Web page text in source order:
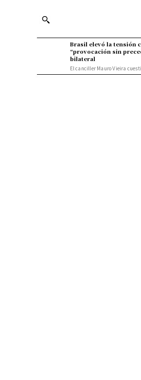
Brasil elevó la tensión
“provocación sin
bilateral
El canciller Mauro Vieira